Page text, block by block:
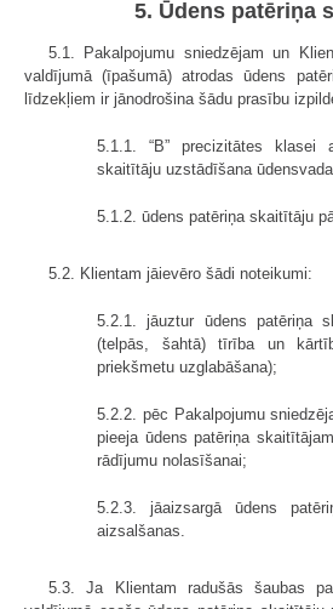
5. Ūdens patēriņa
5.1. Pakalpojumu sniedzējam un
valdījumā (īpašumā) atrodas ūdens
līdzekļiem ir jānodrošina šādu prasību
5.1.1. “B” precizitātes klasei
skaitītāju uzstādīšana
5.1.2. ūdens patēriņa skaitītāju
5.2. Klientam jāievēro šādi noteikumi:
5.2.1. jāuztur ūdens patēriņa
(telpās, šahtā) tīrība un
priekšmetu uzglabāšana);
5.2.2. pēc Pakalpojumu
pieeja ūdens patēriņa
rādījumu nolasīšanai;
5.2.3. jāaizsargā ūdens
aizsalšanas.
5.3. Ja Klientam radušās šaubas